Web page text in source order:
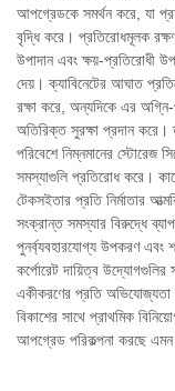
আপগ্রেডকে সমর্থন করে, যা
বৃদ্ধি করে। প্রতিরোধমূলক
উপাদান এবং ক্ষয়-প্রতিরোধী
দেয়। ক্যাবিনেটের আঘাত
রক্ষা করে, অন্যদিকে এর অগ্নি-
অতিরিক্ত সুরক্ষা প্রদান করে।
পরিবেশে নিম্নমানের স্টোরেজ
সমস্যাগুলি প্রতিরোধ করে।
টেকসইতার প্রতি নির্মাতার
সংক্রান্ত সমস্যার বিরুদ্ধে
পুনর্ব্যবহারযোগ্য উপকরণ এবং
কর্পোরেট দায়িত্ব উদ্যোগগুলির
একীকরণের প্রতি অভিযোজ্যতা
বিকাশের সাথে প্রাথমিক
আপগ্রেড পরিকল্পনা করছে এমন